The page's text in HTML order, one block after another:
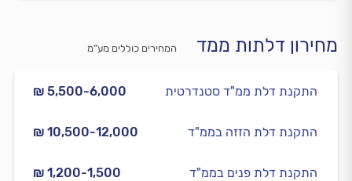
מחירון דלתות ממד המחירים כוללים מע”מ
₪ 5,500-6,000 התקנת דלת ממ"ד סטנדרטית
₪ 10,500-12,000 התקנת דלת הזזה בממ"ד
₪ 1,200-1,500 התקנת דלת פנים בממ"ד